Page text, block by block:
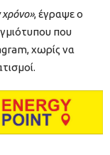
, έγραψε ο
που
χωρίς να